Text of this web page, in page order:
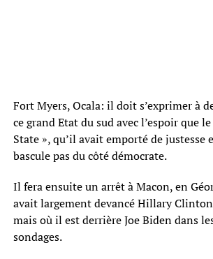
Fort Myers, Ocala: il doit s’exprimer à
ce grand Etat du sud avec l’espoir que
State », qu’il avait emporté de justesse
bascule pas du côté démocrate.
Il fera ensuite un arrêt à Macon, en
avait largement devancé Hillary
mais où il est derrière Joe Biden dans
sondages.